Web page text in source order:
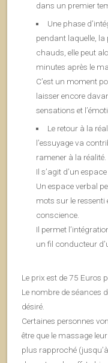
dans un premier
Une phase
pendant laquelle, la
chauds, elle peut
minutes après le
C’est un moment
laisser encore
sensations et
Le retour à la
l’essuyage va
ramener à la réalité.
Il s’agit d’un
Un espace verbal
mots sur le ressenti
conscience.
Il permet
un fil conducteur
Le prix est de 75 Euros
Le nombre de séances
désiré.
Certaines personnes
être que le massage
plus rapproché